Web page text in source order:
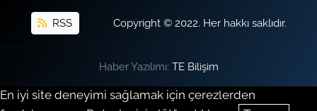
RSS Copyright © 2022. Her hakkı saklıdır.
Haber Yazılımı: TE Bilişim
En iyi site deneyimi sağlamak için çerezlerden